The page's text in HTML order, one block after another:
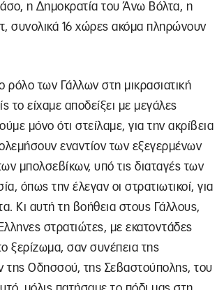
η Δημοκρατία του Άνω Βόλτα, η
συνολικά 16 χώρες ακόμα πληρώνουν
των Γάλλων στη μικρασιατική
το είχαμε αποδείξει με μεγάλες
μόνο ότι στείλαμε, για την ακρίβεια
εναντίον των εξεγερμένων
μπολσεβίκων, υπό τις διαταγές των
όπως την έλεγαν οι στρατιωτικοί, για
Κι αυτή τη βοήθεια στους Γάλλους,
στρατιώτες, με εκατοντάδες
ξερίζωμα, σαν συνέπεια της
της Οδησσού, της Σεβαστούπολης, του